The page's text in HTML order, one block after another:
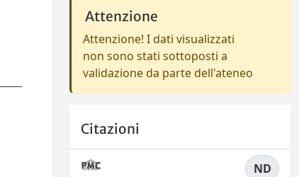
Attenzione
Attenzione! I dati visualizzati
non sono stati sottoposti a
validazione da parte dell'ateneo
Citazioni
ND